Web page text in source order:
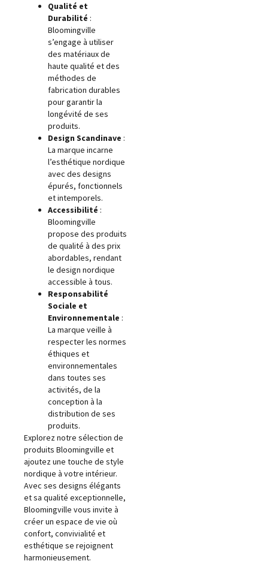
Qualité et
Durabilité :
Bloomingville
s’engage à utiliser
des matériaux de
haute qualité et des
méthodes de
fabrication durables
pour garantir la
longévité de ses
produits.
Design Scandinave :
La marque incarne
l’esthétique nordique
avec des designs
épurés, fonctionnels
et intemporels.
Accessibilité :
Bloomingville
propose des produits
de qualité à des prix
abordables, rendant
le design nordique
accessible à tous.
Responsabilité
Sociale et
Environnementale :
La marque veille à
respecter les normes
éthiques et
environnementales
dans toutes ses
activités, de la
conception à la
distribution de ses
produits.
Explorez notre sélection de
produits Bloomingville et
ajoutez une touche de style
nordique à votre intérieur.
Avec ses designs élégants
et sa qualité exceptionnelle,
Bloomingville vous invite à
créer un espace de vie où
confort, convivialité et
esthétique se rejoignent
harmonieusement.